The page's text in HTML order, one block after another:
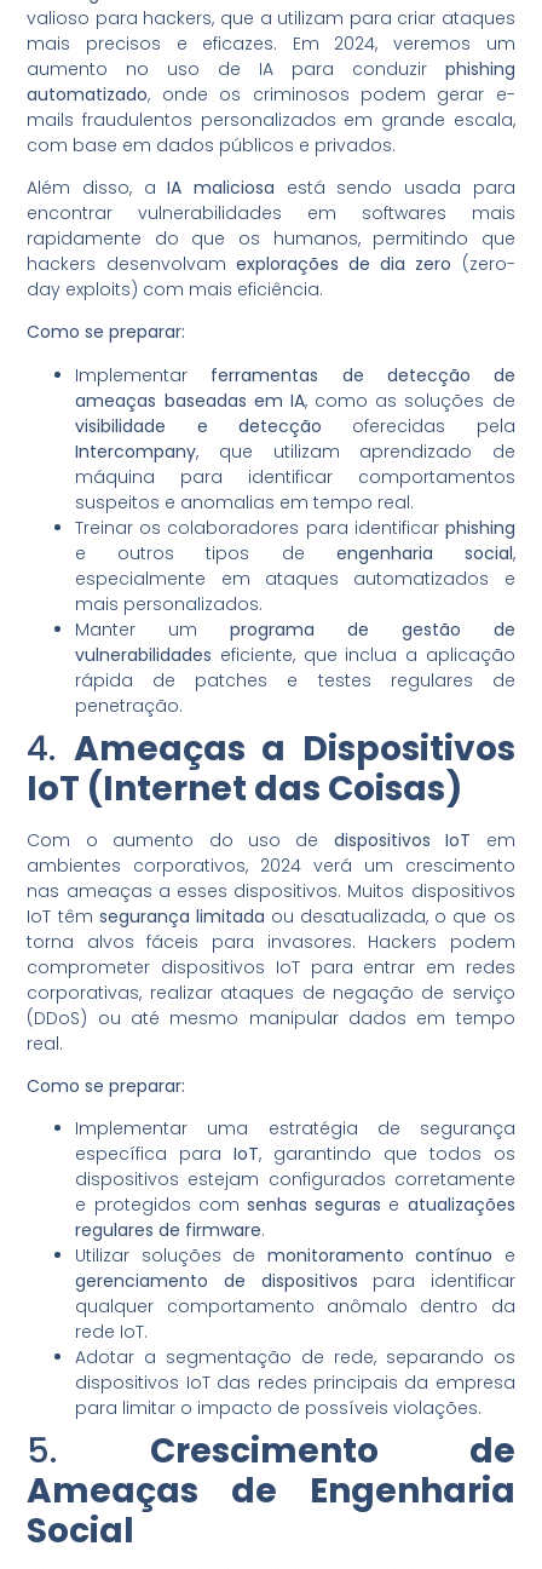
valioso para hackers, que a utilizam para criar ataques
mais precisos e eficazes. Em 2024, veremos um
aumento no uso de IA para conduzir phishing
automatizado, onde os criminosos podem gerar e-
mails fraudulentos personalizados em grande escala,
com base em dados públicos e privados.
Além disso, aIA maliciosa está sendo usada para
encontrar vulnerabilidades em softwares mais
rapidamente do que os humanos, permitindo que
hackers desenvolvam explorações de dia zero (zero-
day exploits) com mais eficiência.
Como se preparar:
Implementar ferramentas de detecção de
ameaças baseadas em IA, como as soluções de
visibilidade e detecção oferecidas pela
Intercompany, que utilizam aprendizado de
máquina para identificar comportamentos
suspeitos e anomalias em tempo real.
Treinar os colaboradores para identificar phishing
e outros tipos de engenharia social,
especialmente em ataques automatizados e
mais personalizados.
Manter umprograma de gestão de
vulnerabilidades eficiente, que inclua a aplicação
rápida de patches e testes regulares de
penetração.
4. Ameaças a Dispositivos
IoT (Internet das Coisas)
Com o aumento do uso de dispositivos IoT em
ambientes corporativos, 2024 verá um crescimento
nas ameaças a esses dispositivos. Muitos dispositivos
IoT têm segurança limitada ou desatualizada, o que os
torna alvos fáceis para invasores. Hackers podem
comprometer dispositivos IoT para entrar em redes
corporativas, realizar ataques de negação de serviço
(DDoS) ou até mesmo manipular dados em tempo
real.
Como se preparar:
Implementar uma estratégia de segurança
específica paraIoT, garantindo que todos os
dispositivos estejam configurados corretamente
e protegidos com senhas seguras e atualizações
regulares de firmware.
Utilizar soluções de monitoramento contínuo e
gerenciamento de dispositivos para identificar
qualquer comportamento anômalo dentro da
rede IoT.
Adotar a segmentação de rede, separando os
dispositivos IoT das redes principais da empresa
para limitar o impacto de possíveis violações.
5. Crescimento de
Ameaças de Engenharia
Social